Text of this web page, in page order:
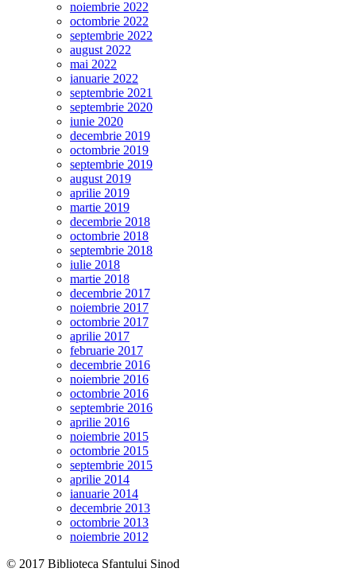
noiembrie 2022
octombrie 2022
septembrie 2022
august 2022
mai 2022
ianuarie 2022
septembrie 2021
septembrie 2020
iunie 2020
decembrie 2019
octombrie 2019
septembrie 2019
august 2019
aprilie 2019
martie 2019
decembrie 2018
octombrie 2018
septembrie 2018
iulie 2018
martie 2018
decembrie 2017
noiembrie 2017
octombrie 2017
aprilie 2017
februarie 2017
decembrie 2016
noiembrie 2016
octombrie 2016
septembrie 2016
aprilie 2016
noiembrie 2015
octombrie 2015
septembrie 2015
aprilie 2014
ianuarie 2014
decembrie 2013
octombrie 2013
noiembrie 2012
© 2017 Biblioteca Sfantului Sinod